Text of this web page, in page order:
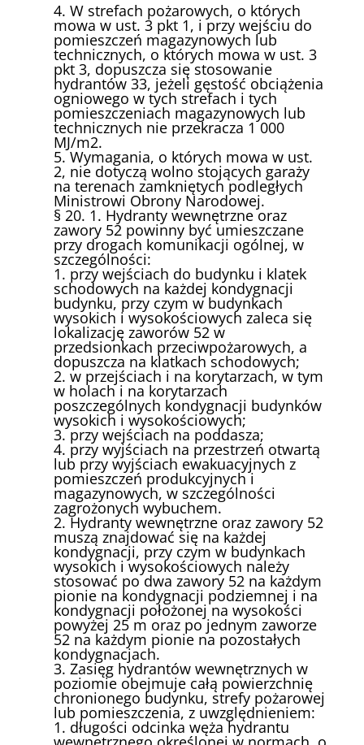
4. W strefach pożarowych, o których
mowa w ust. 3 pkt 1, i przy wejściu do
pomieszczeń magazynowych lub
technicznych, o których mowa w ust. 3
pkt 3, dopuszcza się stosowanie
hydrantów 33, jeżeli gęstość obciążenia
ogniowego w tych strefach i tych
pomieszczeniach magazynowych lub
technicznych nie przekracza 1 000
MJ/m2.
5. Wymagania, o których mowa w ust.
2, nie dotyczą wolno stojących garaży
na terenach zamkniętych podległych
Ministrowi Obrony Narodowej.
§ 20. 1. Hydranty wewnętrzne oraz
zawory 52 powinny być umieszczane
przy drogach komunikacji ogólnej, w
szczególności:
1. przy wejściach do budynku i klatek
schodowych na każdej kondygnacji
budynku, przy czym w budynkach
wysokich i wysokościowych zaleca się
lokalizację zaworów 52 w
przedsionkach przeciwpożarowych, a
dopuszcza na klatkach schodowych;
2. w przejściach i na korytarzach, w tym
w holach i na korytarzach
poszczególnych kondygnacji budynków
wysokich i wysokościowych;
3. przy wejściach na poddasza;
4. przy wyjściach na przestrzeń otwartą
lub przy wyjściach ewakuacyjnych z
pomieszczeń produkcyjnych i
magazynowych, w szczególności
zagrożonych wybuchem.
2. Hydranty wewnętrzne oraz zawory 52
muszą znajdować się na każdej
kondygnacji, przy czym w budynkach
wysokich i wysokościowych należy
stosować po dwa zawory 52 na każdym
pionie na kondygnacji podziemnej i na
kondygnacji położonej na wysokości
powyżej 25 m oraz po jednym zaworze
52 na każdym pionie na pozostałych
kondygnacjach.
3. Zasięg hydrantów wewnętrznych w
poziomie obejmuje całą powierzchnię
chronionego budynku, strefy pożarowej
lub pomieszczenia, z uwzględnieniem:
1. długości odcinka węża hydrantu